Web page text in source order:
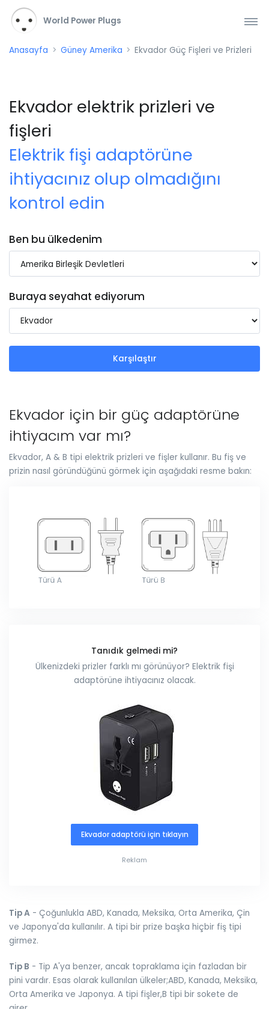
World Power Plugs
Anasayfa Güney Amerika Ekvador Güç Fişleri ve Prizleri
Ekvador elektrik prizleri ve
fişleri
Elektrik fişi adaptörüne
ihtiyacınız olup olmadığını
kontrol edin
Ben bu ülkedenim
Buraya seyahat ediyorum
Karşılaştır
Ekvador için bir güç adaptörüne
ihtiyacım var mı?
Ekvador, A & B tipi elektrik prizleri ve fişler kullanır. Bu fiş ve
prizin nasıl göründüğünü görmek için aşağıdaki resme bakın:
Tanıdık gelmedi mi?
Ülkenizdeki prizler farklı mı görünüyor? Elektrik fişi
adaptörüne ihtiyacınız olacak.
Ekvador adaptörü için tıklayın
Reklam
Tip A - Çoğunlukla ABD, Kanada, Meksika, Orta Amerika, Çin
ve Japonya'da kullanılır. A tipi bir prize başka hiçbir fiş tipi
girmez.
Tip B - Tip A'ya benzer, ancak topraklama için fazladan bir
pini vardır. Esas olarak kullanılan ülkeler;ABD, Kanada, Meksika,
Orta Amerika ve Japonya. A tipi fişler,B tipi bir sokete de